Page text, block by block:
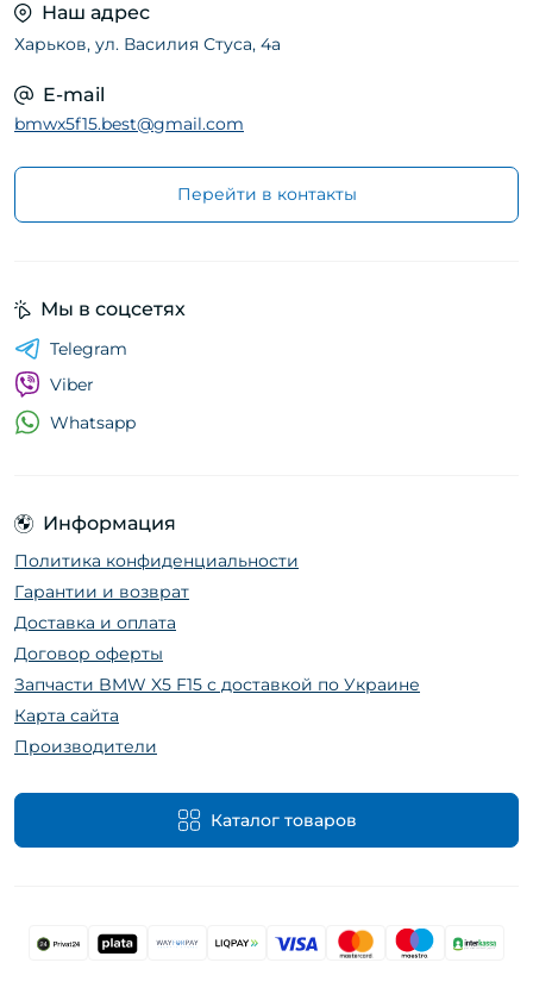
Наш адрес
Харьков, ул. Василия Стуса, 4а
E-mail
bmwx5f15.best@gmail.com
Перейти в контакты
Информация
Политика конфиденциальности
Гарантии и возврат
Доставка и оплата
Договор оферты
Запчасти BMW X5 F15 с доставкой по Украине
Карта сайта
Производители
Каталог товаров
Мы в соцсетях
Telegram
Viber
Whatsapp